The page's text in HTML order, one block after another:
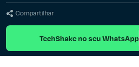
Compartilhar
TechShake no seu WhatsApp